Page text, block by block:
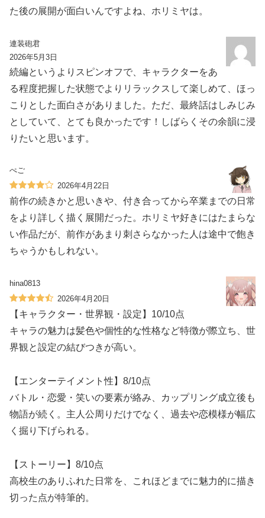
た後の展開が面白いんですよね、ホリミヤは。
連装砲君
2026年5月3日
続編というよりスピンオフで、キャラクターをあ
る程度把握した状態でよりリラックスして楽しめて、ほっ
こりとした面白さがありました。ただ、最終話はしみじみ
としていて、とても良かったです！しばらくその余韻に浸
りたいと思います。
ぺご
2026年4月22日
前作の続きかと思いきや、付き合ってから卒業までの日常
をより詳しく描く展開だった。ホリミヤ好きにはたまらな
い作品だが、前作があまり刺さらなかった人は途中で飽き
ちゃうかもしれない。
hina0813
2026年4月20日
【キャラクター・世界観・設定】10/10点
キャラの魅力は髪色や個性的な性格など特徴が際立ち、世
界観と設定の結びつきが高い。
【エンターテイメント性】8/10点
バトル・恋愛・笑いの要素が絡み、カップリング成立後も
物語が続く。主人公周りだけでなく、過去や恋模様が幅広
く掘り下げられる。
【ストーリー】8/10点
高校生のありふれた日常を、これほどまでに魅力的に描き
切った点が特筆的。